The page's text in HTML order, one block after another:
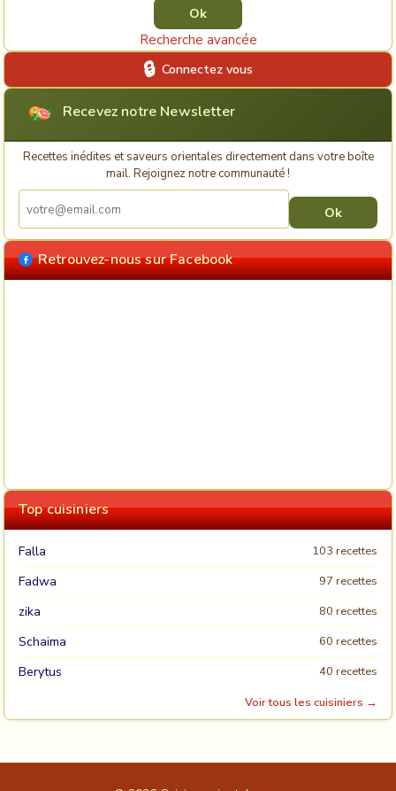
Recherche avancée
Connectez vous
Recevez notre Newsletter
Recettes inédites et saveurs orientales directement dans votre boîte
mail. Rejoignez notre communauté !
Retrouvez-nous sur Facebook
Top cuisiniers
Falla 103 recettes
Fadwa 97 recettes
zika 80 recettes
Schaima 60 recettes
Berytus
40 recettes
Voir tous les cuisiniers →